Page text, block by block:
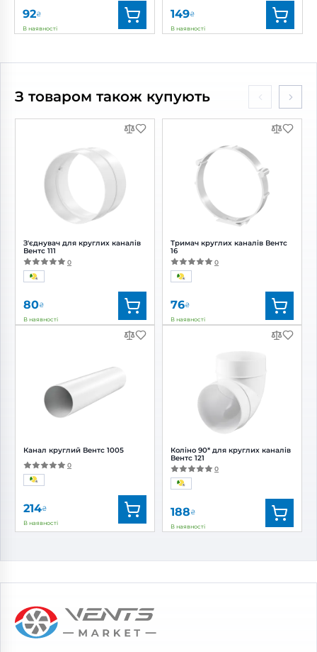
92₴
В наявності
Артикул: 0000222344
149₴
В наявності
Артикул: 0000214732
80 мм
З товаром також купують
З'єднувач для круглих каналів
Вентс 111
0
80₴
В наявності
Вентс
100 мм
Канал круглий Вентс 1005
0
214₴
В наявності
Артикул:0687843997
Діаметр:
100 мм
Тримач круглих каналів Вентс
16
0
76₴
В наявності
Вентс
0000225479
Коліно 90* для круглих каналів
Вентс 121
0
188₴
В наявності
Артикул:0000225406
Діаметр:
100 мм